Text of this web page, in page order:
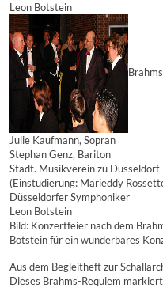
Leon Botstein
Julie Kaufmann, Sopran
Stephan Genz, Bariton
Städt. Musikverein zu Düsseldorf
(Einstudierung: Marieddy
Düsseldorfer Symphoniker
Leon Botstein
Bild: Konzertfeier nach dem
Botstein für ein wunderbares
Aus dem Begleitheft zur
Dieses Brahms-Requiem